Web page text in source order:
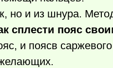
но и из шнура.
сплести пояс
и поясв